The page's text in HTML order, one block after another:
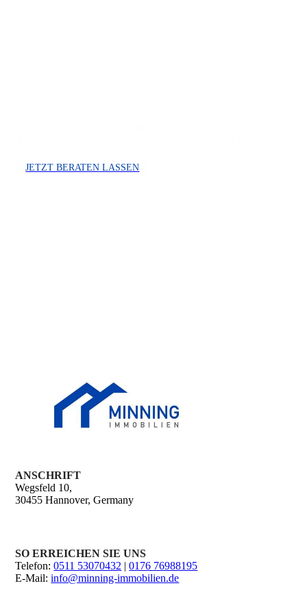
JETZT BERATEN LASSEN
ANSCHRIFT
Wegsfeld 10,
30455 Hannover, Germany
SO ERREICHEN SIE UNS
Telefon: 0511 53070432 |0176 76988195
E-Mail: info@minning-immobilien.de